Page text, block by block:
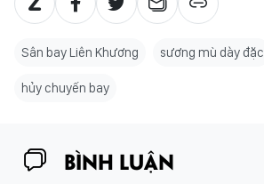
Sân bay Liên Khương sương mù dày đặc
hủy chuyến bay
BÌNH LUẬN